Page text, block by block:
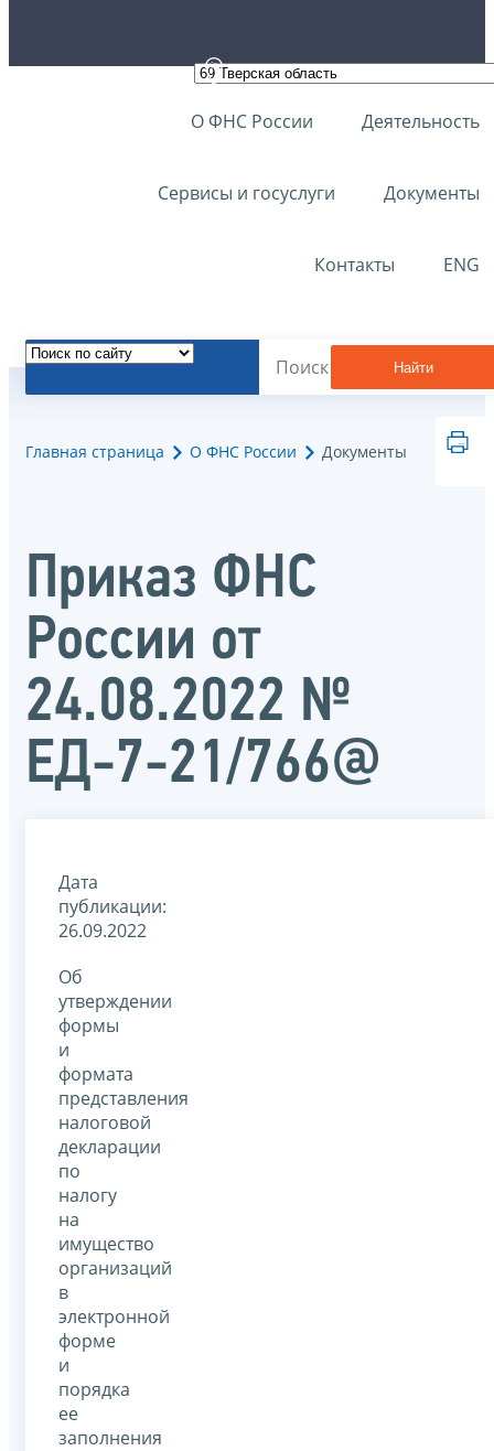
О ФНС России Деятельность
Сервисы и госуслуги Документы
Контакты ENG
Найти
Главная страница О ФНС России Документы
Приказ ФНС
России от
24.08.2022 №
ЕД-7-21/766@
Дата
публикации:
26.09.2022
Об
утверждении
формы
и
формата
представления
налоговой
декларации
по
налогу
на
имущество
организаций
в
электронной
форме
и
порядка
ее
заполнения